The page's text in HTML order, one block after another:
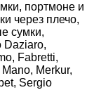
портмоне и
через плечо,
сумки,
Daziaro,
Fabretti,
Merkur,
Sergio